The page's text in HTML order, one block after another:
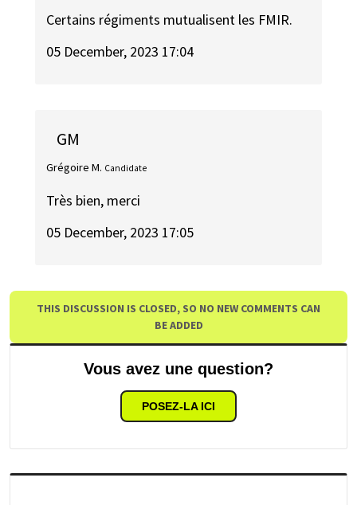
Certains régiments mutualisent les FMIR.
05 December, 2023 17:04
GM
Grégoire M. Candidate
Très bien, merci
05 December, 2023 17:05
THIS DISCUSSION IS CLOSED, SO NO NEW COMMENTS CAN
BE ADDED
Vous avez une question?
POSEZ-LA ICI